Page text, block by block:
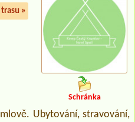
»
Schránka
Ubytování, stravování,